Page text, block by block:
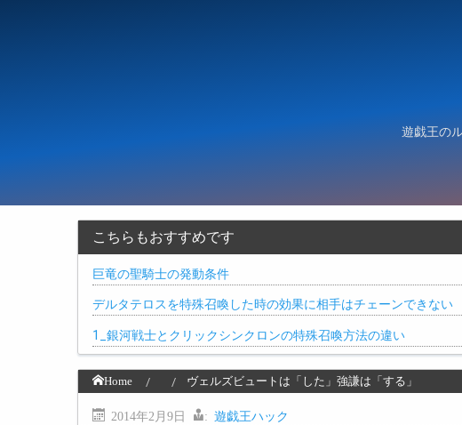
遊戯王の
こちらもおすすめです
巨竜の聖騎士の発動条件
デルタテロスを特殊召喚した時の効果に相手はチェーンできない
1_銀河戦士とクリックシンクロンの特殊召喚方法の違い
Home ヴェルズビュートは「した」強謙は「する」
2014年2月9日 : 遊戯王ハック